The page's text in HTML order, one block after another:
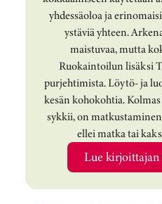
yhdessäoloa ja
ystäviä yhteen.
maistuvaa, mutta
Ruokaintoilun lisäksi
purjehtimista. Löytö- ja
kesän kohokohtia.
sykkii, on
ellei matka tai
Lue